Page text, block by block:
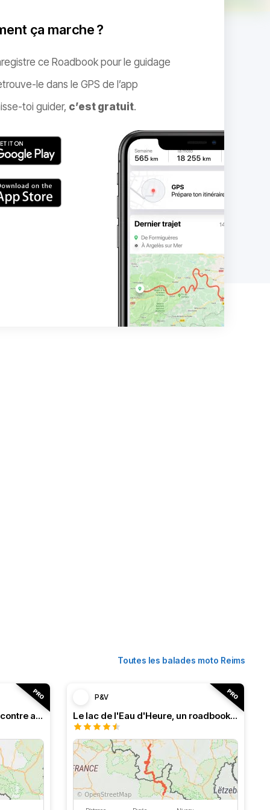
ça marche ?
ce Roadbook pour le guidage
le dans le GPS de l’app
toi guider, c’est gratuit.
Toutes les balades moto Reims
Roadbook franco-belge, rencontre avec les Ardennes
P&V
Le lac de l'Eau d'Heure, un roadbook rafraîchissant